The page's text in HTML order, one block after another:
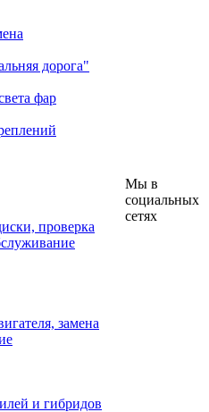
дорога"
фар
проверка
замена
и гибридов
Мы в
социальных
сетях